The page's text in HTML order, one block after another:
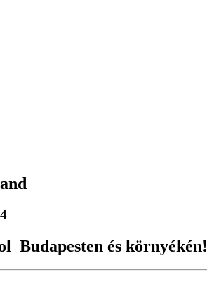
Budapesten és környékén!